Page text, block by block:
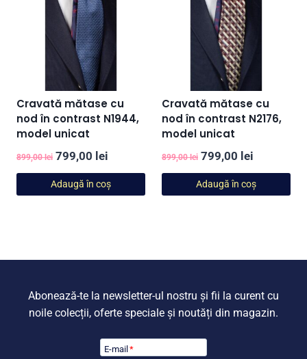
Cravată mătase cu
nod în contrast N1944,
model unicat
899,00lei Prețul
inițial
a
799,00 lei
curent
este:
Adaugă în coș
Cravată mătase cu
nod în contrast N2176,
model unicat
899,00lei Prețul
inițial
a
799,00 lei
curent
este:
Adaugă în coș
Abonează-te la newsletter-ul nostru și fii la curent cu
noile colecții, oferte speciale și noutăți din magazin.
E-mail *